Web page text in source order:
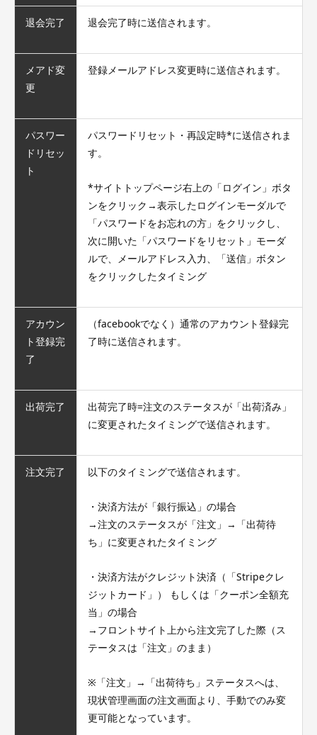
退会完了 退会完了時に送信されます。
メアド変
更
登録メールアドレス変更時に送信されます。
パスワー
ドリセッ
ト
パスワードリセット・再設定時*に送信されま
す。
*サイトトップページ右上の「ログイン」ボタ
ンをクリック→表示したログインモーダルで
「パスワードをお忘れの方」をクリックし、
次に開いた「パスワードをリセット」モーダ
ルで、メールアドレス入力、「送信」ボタン
をクリックしたタイミング
アカウン
ト登録完
了
（facebookでなく）通常のアカウント登録完
了時に送信されます。
出荷完了
出荷完了時=注文のステータスが「出荷済み」
に変更されたタイミングで送信されます。
注文完了 以下のタイミングで送信されます。
・決済方法が「銀行振込」の場合
→注文のステータスが「注文」→「出荷待
ち」に変更されたタイミング
・決済方法がクレジット決済（「Stripeクレ
ジットカード」） もしくは「クーポン全額充
当」の場合
→フロントサイト上から注文完了した際（ス
テータスは「注文」のまま）
※「注文」→「出荷待ち」ステータスへは、
現状管理画面の注文画面より、手動でのみ変
更可能となっています。